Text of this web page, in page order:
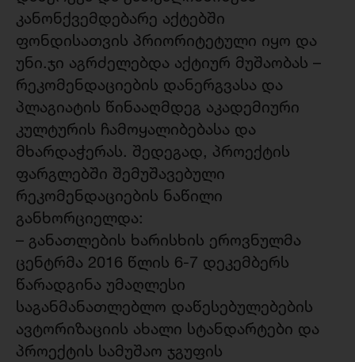
კანონქვემდებარე აქტებში
ფონდისათვის პრიორიტეტული იყო და
უნი.ჯი აგრძელებდა აქტიურ მუშაობას –
რეკომენდაციების დანერგვასა და
პლაგიატის წინააღმდეგ აკადემიური
კულტურის ჩამოყალიბებასა და
მხარდაჭერას. შედეგად, პროექტის
ფარგლებში შემუშავებული
რეკომენდაციების ნაწილი
განხორციელდა:
– განათლების ხარისხის ეროვნულმა
ცენტრმა 2016 წლის 6-7 დეკემბერს
წარადგინა უმაღლესი
საგანმანათლებლო დაწესებულებების
ავტორიზაციის ახალი სტანდარტები და
პროექტის სამუშაო ჯგუფის